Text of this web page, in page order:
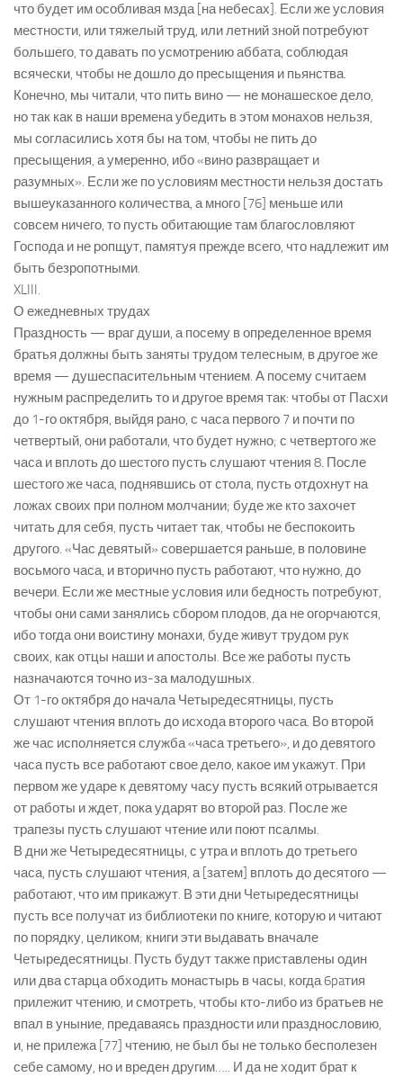
что будет им особливая мзда [на небесах]. Если же условия
местности, или тяжелый труд, или летний зной потребуют
большего, то давать по усмотрению аббата, соблюдая
всячески, чтобы не дошло до пресыщения и пьянства.
Конечно, мы читали, что пить вино — не монашеское дело,
но так как в наши времена убедить в этом монахов нельзя,
мы согласились хотя бы на том, чтобы не пить до
пресыщения, а умеренно, ибо «вино развращает и
разумных». Если же по условиям местности нельзя достать
вышеуказанного количества, а много [76] меньше или
совсем ничего, то пусть обитающие там благословляют
Господа и не ропщут, памятуя прежде всего, что надлежит им
быть безропотными.
XLIII.
О ежедневных трудах
Праздность — враг души, а посему в определенное время
братья должны быть заняты трудом телесным, в другое же
время — душеспасительным чтением. А посему считаем
нужным распределить то и другое время так: чтобы от Пасхи
до 1-го октября, выйдя рано, с часа первого 7 и почти по
четвертый, они работали, что будет нужно; с четвертого же
часа и вплоть до шестого пусть слушают чтения 8. После
шестого же часа, поднявшись от стола, пусть отдохнут на
ложах своих при полном молчании; буде же кто захочет
читать для себя, пусть читает так, чтобы не беспокоить
другого. «Час девятый» совершается раньше, в половине
восьмого часа, и вторично пусть работают, что нужно, до
вечери. Если же местные условия или бедность потребуют,
чтобы они сами занялись сбором плодов, да не огорчаются,
ибо тогда они воистину монахи, буде живут трудом рук
своих, как отцы наши и апостолы. Все же работы пусть
назначаются точно из-за малодушных.
От 1-го октября до начала Четыредесятницы, пусть
слушают чтения вплоть до исхода второго часа. Во второй
же час исполняется служба «часа третьего», и до девятого
часа пусть все работают свое дело, какое им укажут. При
первом же ударе к девятому часу пусть всякий отрывается
от работы и ждет, пока ударят во второй раз. После же
трапезы пусть слушают чтение или поют псалмы.
В дни же Четыредесятницы, с утра и вплоть до третьего
часа, пусть слушают чтения, а [затем] вплоть до десятого —
работают, что им прикажут. В эти дни Четыредесятницы
пусть все получат из библиотеки по книге, которую и читают
по порядку, целиком; книги эти выдавать вначале
Четыредесятницы. Пусть будут также приставлены один
или два старца обходить монастырь в часы, когда 6paтия
прилежит чтению, и смотреть, чтобы кто-либо из братьев не
впал в уныние, предаваясь праздности или празднословию,
и, не прилежа [77] чтению, не был бы не только бесполезен
себе самому, но и вреден другим….. И да не ходит брат к